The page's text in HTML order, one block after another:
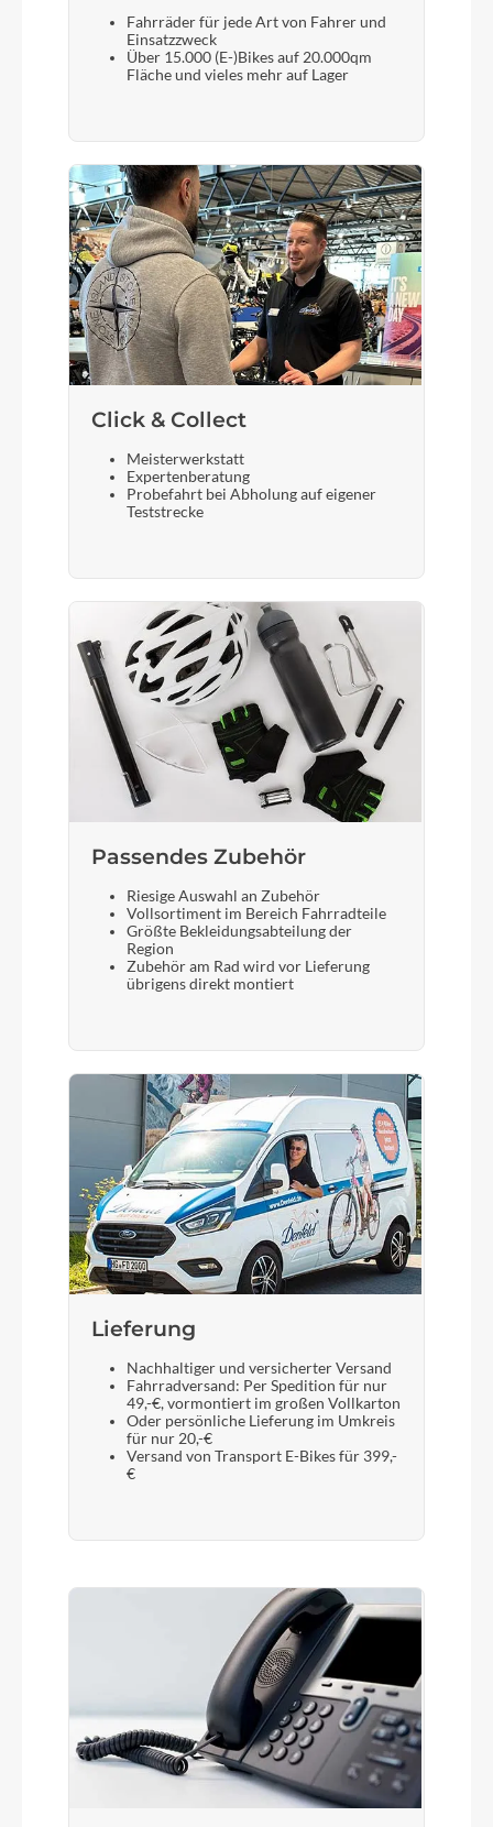
Rücklicht
Fuxon RL-Mini Clip
Vorderrad Nabe
Shimano HB-MT400-B Center Lock
Scheinwerfer
Fuxon FS-70 EB, 70 Lux LED mit Sensor und
Tagfahrlicht
Akku
Laufradgröße
27,5 Zoll
Schalthebel
Shimano Deore SL-M4100 mit I-Spec EV
Bremshebel
Shimano
Steuersatz
FSA No.57SC
Sattel
Zecure
Display
Bosch LED Remote
Sattelstütze
Limotec Alpha 1, 30,9 / S: 75 mm, M: 100 mm, L:
125 mm, XL/ XXL: 150 mm
Fahrräder für jede Art von Fahrer und
Einsatzzweck
Über 15.000 (E-)Bikes auf 20.000qm
Fläche und vieles mehr auf Lager
Click & Collect
Meisterwerkstatt
Expertenberatung
Probefahrt bei Abholung auf eigener
Teststrecke
Passendes Zubehör
Riesige Auswahl an Zubehör
Vollsortiment im Bereich Fahrradteile
Größte Bekleidungsabteilung der
Region
Zubehör am Rad wird vor Lieferung
übrigens direkt montiert
Lieferung
Nachhaltiger und versicherter Versand
Fahrradversand: Per Spedition für nur
49,-€, vormontiert im großen Vollkarton
Oder persönliche Lieferung im Umkreis
für nur 20,-€
Versand von Transport E-Bikes für 399,-
€